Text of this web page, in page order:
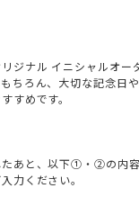
ジナル イニシャルオー
ちろん、大切な記念日
すめです。
あと、以下①・②の内容
力ください。